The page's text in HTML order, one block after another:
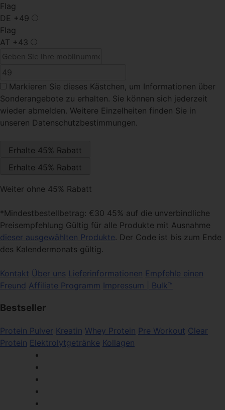
Flag
DE +49
Flag
AT +43
Markieren Sie dieses Kästchen, um Informationen über
Sonderangebote zu erhalten. Sie können sich jederzeit
wieder abmelden. Weitere Einzelheiten finden Sie in
unseren Datenschutzbestimmungen.
Weiter ohne 45% Rabatt
*Mindestbestellbetrag: €30 45% auf die unverbindliche
Preisempfehlung Gültig für alle Produkte mit Ausnahme
dieser ausgewählten Produkte. Der Code ist bis zum Ende
des Kalendermonats gültig.
Kontakt Über uns Lieferinformationen Empfehle einen
Freund Affiliate Programm Impressum | Bulk™
Bestseller
Protein Pulver Kreatin Whey Protein Pre Workout Clear
Protein Elektrolytgetränke Kollagen